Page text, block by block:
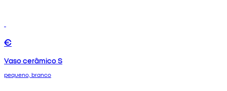
€
Vaso cerâmico S
pequeno, branco